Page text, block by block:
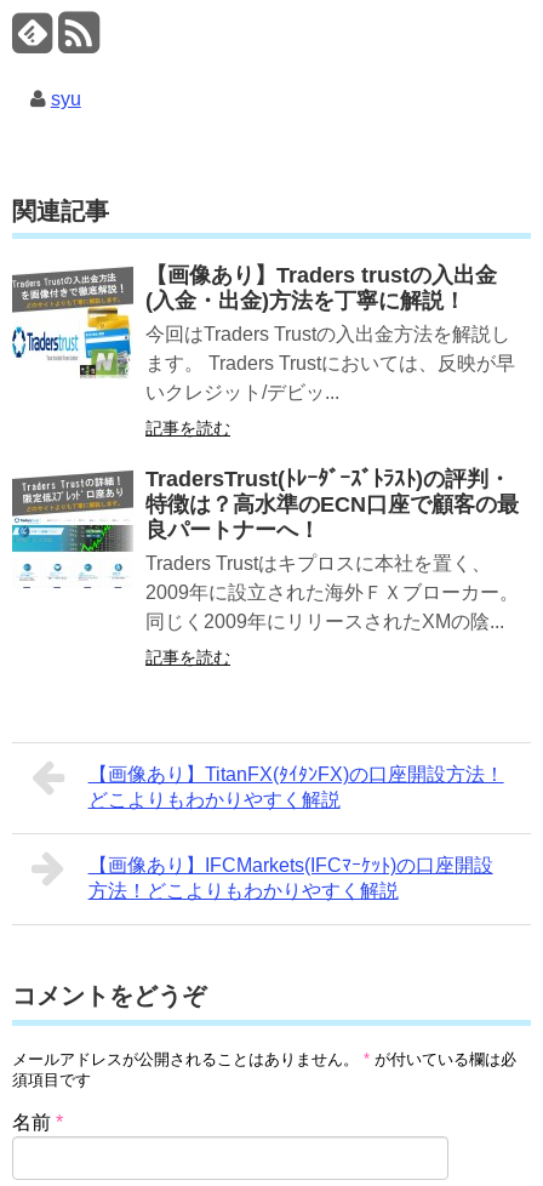
syu
関連記事
【画像あり】Traders trustの入出金
(入金・出金)方法を丁寧に解説！
今回はTraders Trustの入出金方法を解説し
ます。 Traders Trustにおいては、反映が早
いクレジット/デビッ...
記事を読む
TradersTrust(ﾄﾚｰﾀﾞｰｽﾞﾄﾗｽﾄ)の評判・
特徴は？高水準のECN口座で顧客の最
良パートナーへ！
Traders Trustはキプロスに本社を置く、
2009年に設立された海外ＦＸブローカー。
同じく2009年にリリースされたXMの陰...
記事を読む
【画像あり】TitanFX(ﾀｲﾀﾝFX)の口座開設方法！
どこよりもわかりやすく解説
【画像あり】IFCMarkets(IFCﾏｰｹｯﾄ)の口座開設
方法！どこよりもわかりやすく解説
コメントをどうぞ
メールアドレスが公開されることはありません。 * が付いている欄は必
須項目です
名前 *